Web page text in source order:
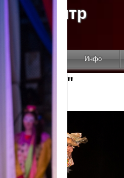
центр
Арт-прожектор Инфо